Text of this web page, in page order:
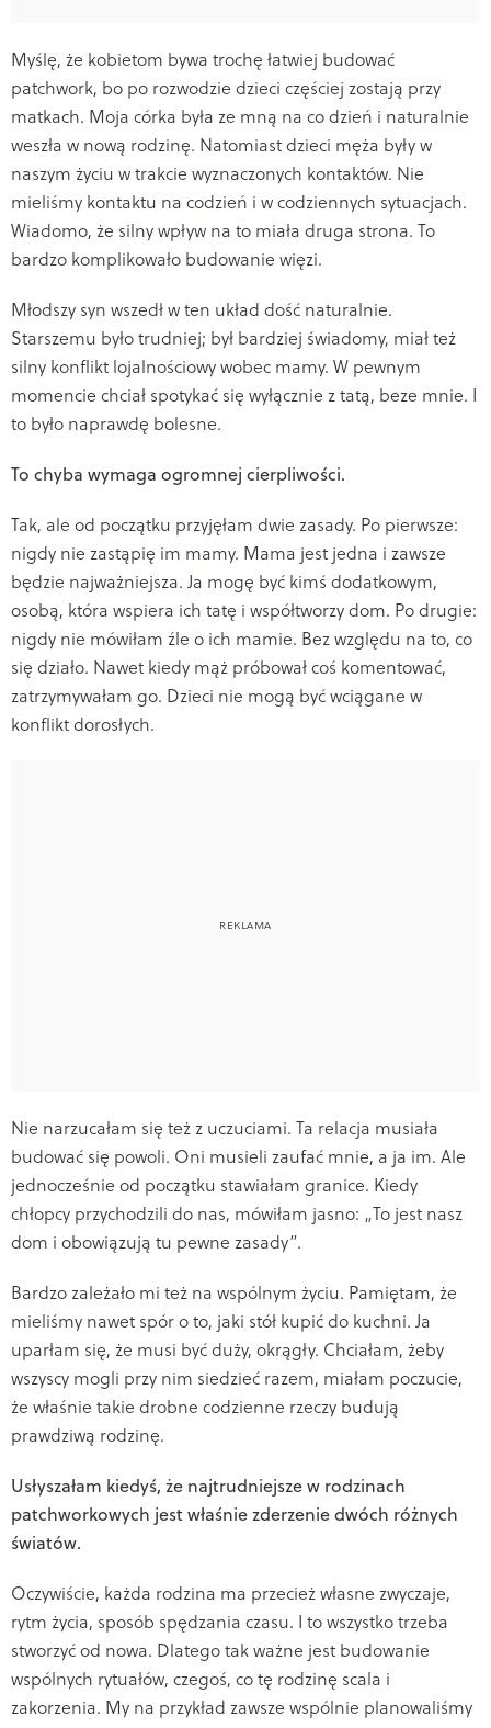
Myślę, że kobietom bywa trochę łatwiej budować
patchwork, bo po rozwodzie dzieci częściej zostają przy
matkach. Moja córka była ze mną na co dzień i naturalnie
weszła w nową rodzinę. Natomiast dzieci męża były w
naszym życiu w trakcie wyznaczonych kontaktów. Nie
mieliśmy kontaktu na codzień i w codziennych sytuacjach.
Wiadomo, że silny wpływ na to miała druga strona. To
bardzo komplikowało budowanie więzi.
Młodszy syn wszedł w ten układ dość naturalnie.
Starszemu było trudniej; był bardziej świadomy, miał też
silny konflikt lojalnościowy wobec mamy. W pewnym
momencie chciał spotykać się wyłącznie z tatą, beze mnie. I
to było naprawdę bolesne.
To chyba wymaga ogromnej cierpliwości.
Tak, ale od początku przyjęłam dwie zasady. Po pierwsze:
nigdy nie zastąpię im mamy. Mama jest jedna i zawsze
będzie najważniejsza. Ja mogę być kimś dodatkowym,
osobą, która wspiera ich tatę i współtworzy dom. Po drugie:
nigdy nie mówiłam źle o ich mamie. Bez względu na to, co
się działo. Nawet kiedy mąż próbował coś komentować,
zatrzymywałam go. Dzieci nie mogą być wciągane w
konflikt dorosłych.
Nie narzucałam się też z uczuciami. Ta relacja musiała
budować się powoli. Oni musieli zaufać mnie, a ja im. Ale
jednocześnie od początku stawiałam granice. Kiedy
chłopcy przychodzili do nas, mówiłam jasno: „To jest nasz
dom i obowiązują tu pewne zasady”.
Bardzo zależało mi też na wspólnym życiu. Pamiętam, że
mieliśmy nawet spór o to, jaki stół kupić do kuchni. Ja
uparłam się, że musi być duży, okrągły. Chciałam, żeby
wszyscy mogli przy nim siedzieć razem, miałam poczucie,
że właśnie takie drobne codzienne rzeczy budują
prawdziwą rodzinę.
Usłyszałam kiedyś, że najtrudniejsze w rodzinach
patchworkowych jest właśnie zderzenie dwóch różnych
światów.
Oczywiście, każda rodzina ma przecież własne zwyczaje,
rytm życia, sposób spędzania czasu. I to wszystko trzeba
stworzyć od nowa. Dlatego tak ważne jest budowanie
wspólnych rytuałów, czegoś, co tę rodzinę scala i
zakorzenia. My na przykład zawsze wspólnie planowaliśmy